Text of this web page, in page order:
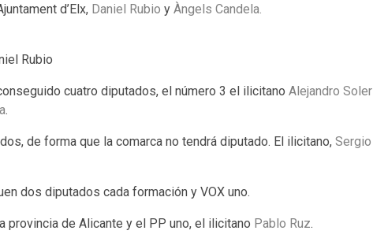
d’Elx, Daniel Rubio y Àngels Candela.
Rubio
cuatro diputados, el número 3 el ilicitano Alejandro Soler
.
de forma que la comarca no tendrá diputado. El ilicitano, Sergio
dos diputados cada formación y VOX uno.
provincia de Alicante y el PP uno, el ilicitano Pablo Ruz.